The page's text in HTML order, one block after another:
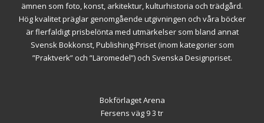
ämnen som foto, konst, arkitektur, kulturhistoria och trädgård.
Hög kvalitet präglar genomgående utgivningen och våra böcker
är flerfaldigt prisbelönta med utmärkelser som bland annat
Svensk Bokkonst, Publishing-Priset (inom kategorier som
”Praktverk” och ”Läromedel”) och Svenska Designpriset.
Bokförlaget Arena
Fersens väg 9 3 tr